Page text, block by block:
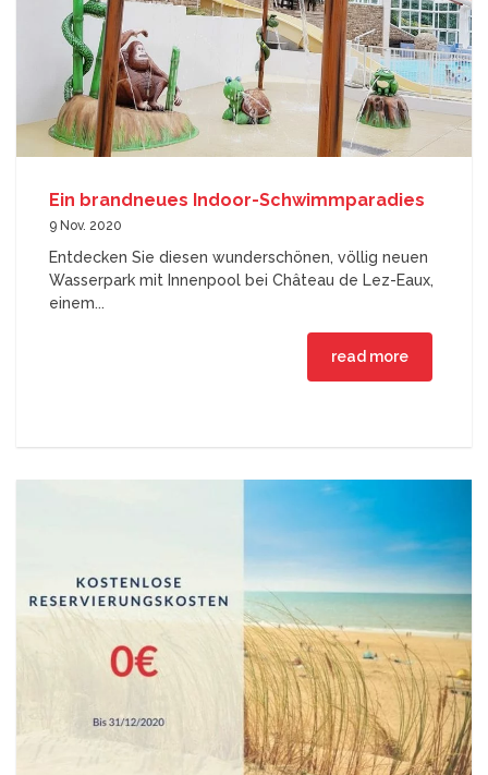
Ein brandneues Indoor-Schwimmparadies
9 Nov. 2020
Entdecken Sie diesen wunderschönen, völlig neuen
Wasserpark mit Innenpool bei Château de Lez-Eaux,
einem...
read more